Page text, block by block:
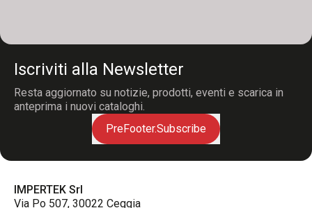
Iscriviti alla Newsletter
Resta aggiornato su notizie, prodotti, eventi e scarica in
anteprima i nuovi cataloghi.
PreFooter.Subscribe
IMPERTEK Srl
Via Po 507, 30022 Ceggia